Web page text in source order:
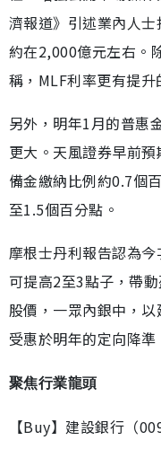
濟報道》引述業內人士
約在2,000億元左右。
稱，MLF利率更有提升
另外，明年1月的普惠
更大。天風證券早前
備金繳納比例約0.7個
至1.5個百分點。
摩根士丹利報告認為
可提高2至3點子，帶
股價，一眾內銀中，
受惠於明年的定向降準
聚焦行業龍頭
【Buy】建設銀行（